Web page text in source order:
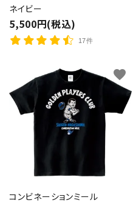
ネイビー
5,500円(税込)
17件
コンビネーションミール
favorite